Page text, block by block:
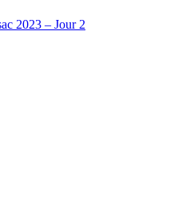
2023 – Jour 2